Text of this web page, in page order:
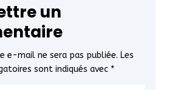
un
e-mail ne sera pas publiée. Les
sont indiqués avec *